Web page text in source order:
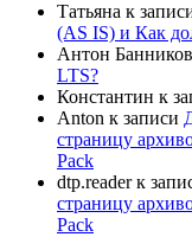
Татьяна к
(AS IS) и Как
Антон Банников
LTS?
Константин к
Anton к записи
страницу
Pack
dtp.readerк
страницу
Pack